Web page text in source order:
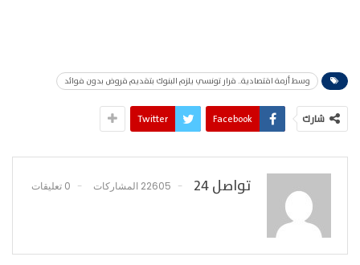
وسط أزمة اقتصادية.. قرار تونسي يلزم البنوك بتقديم قروض بدون فوائد
شارك Facebook
Twitter
تواصل 24 22605 المشاركات 0 تعليقات